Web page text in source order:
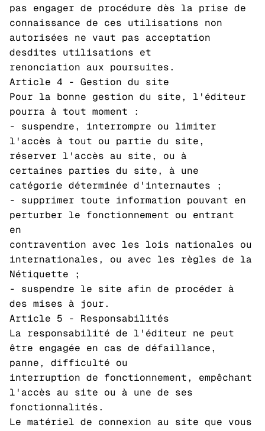
pas engager de procédure dès la prise de
connaissance de ces utilisations non
autorisées ne vaut pas acceptation
desdites utilisations et
renonciation aux poursuites.
Article 4 - Gestion du site
Pour la bonne gestion du site, l'éditeur
pourra à tout moment :
- suspendre, interrompre ou limiter
l'accès à tout ou partie du site,
réserver l'accès au site, ou à
certaines parties du site, à une
catégorie déterminée d'internautes ;
- supprimer toute information pouvant en
perturber le fonctionnement ou entrant
en
contravention avec les lois nationales ou
internationales, ou avec les règles de la
Nétiquette ;
- suspendre le site afin de procéder à
des mises à jour.
Article 5 - Responsabilités
La responsabilité de l'éditeur ne peut
être engagée en cas de défaillance,
panne, difficulté ou
interruption de fonctionnement, empêchant
l'accès au site ou à une de ses
fonctionnalités.
Le matériel de connexion au site que vous